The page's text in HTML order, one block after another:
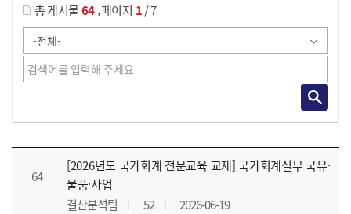
총 게시물64,페이지 1/ 7
강의자료 목록 으로 번호, 제목, 작성자, 조회수, 등록 일, 첨부파일로 나열 되고 있습니다.
64
[2026년도 국가회계 전문교육 교재] 국가회계실무 국유·
물품·사업
결산분석팀
52 2026-06-19